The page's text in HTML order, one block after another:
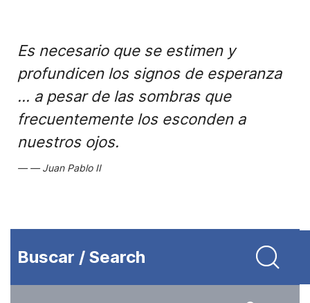
Es necesario que se estimen y
profundicen los signos de esperanza
... a pesar de las sombras que
frecuentemente los esconden a
nuestros ojos.
Juan Pablo II
Buscar / Search